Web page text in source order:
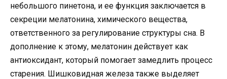
небольшого пинетона, и ее функция заключается в
секреции мелатонина, химического вещества,
ответственного за регулирование структуры сна. В
дополнение к этому, мелатонин действует как
антиоксидант, который помогает замедлить процесс
старения. Шишковидная железа также выделяет